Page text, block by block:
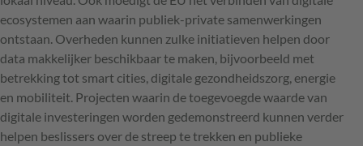
ecosystemen aan waarin publiek-private samenwerkingen
ontstaan. Overheden kunnen zulke initiatieven helpen door
data makkelijker beschikbaar te maken, bijvoorbeeld met
betrekking tot smart cities, digitale gezondheidszorg, energie
en mobiliteit. Projecten waarin de toegevoegde waarde van
digitale investeringen worden gedemonstreerd kunnen verder
helpen beslissers over de streep te trekken en publieke